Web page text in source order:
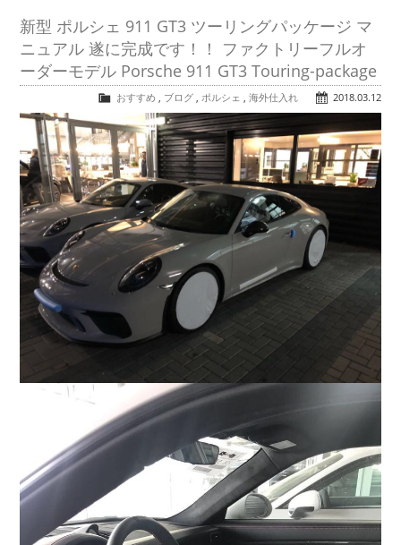
TRADE
買取査定
COMPANY
会社概要
新型 ポルシェ 911 GT3 ツーリングパッケージ マ
ニュアル 遂に完成です！！ ファクトリーフルオ
ーダーモデル Porsche 911 GT3 Touring-package
2018.03.12
おすすめ ブログ, ポルシェ 海外仕入れ